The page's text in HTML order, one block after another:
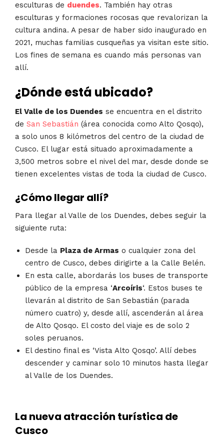
esculturas de duendes. También hay otras
esculturas y formaciones rocosas que revalorizan la
cultura andina. A pesar de haber sido inaugurado en
2021, muchas familias cusqueñas ya visitan este sitio.
Los fines de semana es cuando más personas van
allí.
¿Dónde está ubicado?
El Valle de los Duendes se encuentra en el distrito
de San Sebastián (área conocida como Alto Qosqo),
a solo unos 8 kilómetros del centro de la ciudad de
Cusco. El lugar está situado aproximadamente a
3,500 metros sobre el nivel del mar, desde donde se
tienen excelentes vistas de toda la ciudad de Cusco.
¿Cómo llegar allí?
Para llegar al Valle de los Duendes, debes seguir la
siguiente ruta:
Desde la Plaza de Armas o cualquier zona del
centro de Cusco, debes dirigirte a la Calle Belén.
En esta calle, abordarás los buses de transporte
público de la empresa ‘Arcoíris‘. Estos buses te
llevarán al distrito de San Sebastián (parada
número cuatro) y, desde allí, ascenderán al área
de Alto Qosqo. El costo del viaje es de solo 2
soles peruanos.
El destino final es ‘Vista Alto Qosqo’. Allí debes
descender y caminar solo 10 minutos hasta llegar
al Valle de los Duendes.
La nueva atracción turística de
Cusco